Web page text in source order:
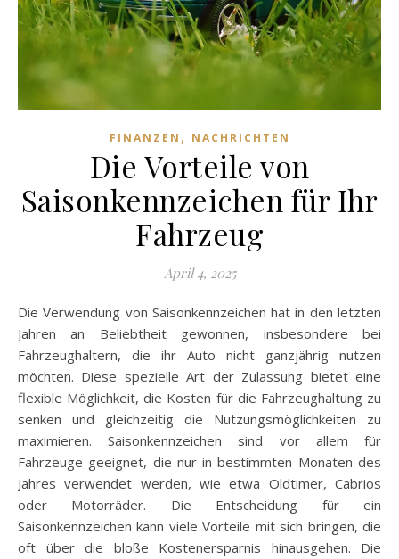
FINANZEN , NACHRICHTEN
Die Vorteile von
Saisonkennzeichen für Ihr
Fahrzeug
April 4, 2025
Die Verwendung von Saisonkennzeichen hat in den letzten
Jahren an Beliebtheit gewonnen, insbesondere bei
Fahrzeughaltern, die ihr Auto nicht ganzjährig nutzen
möchten. Diese spezielle Art der Zulassung bietet eine
flexible Möglichkeit, die Kosten für die Fahrzeughaltung zu
senken und gleichzeitig die Nutzungsmöglichkeiten zu
maximieren. Saisonkennzeichen sind vor allem für
Fahrzeuge geeignet, die nur in bestimmten Monaten des
Jahres verwendet werden, wie etwa Oldtimer, Cabrios
oder Motorräder. Die Entscheidung für ein
Saisonkennzeichen kann viele Vorteile mit sich bringen, die
oft über die bloße Kostenersparnis hinausgehen. Die